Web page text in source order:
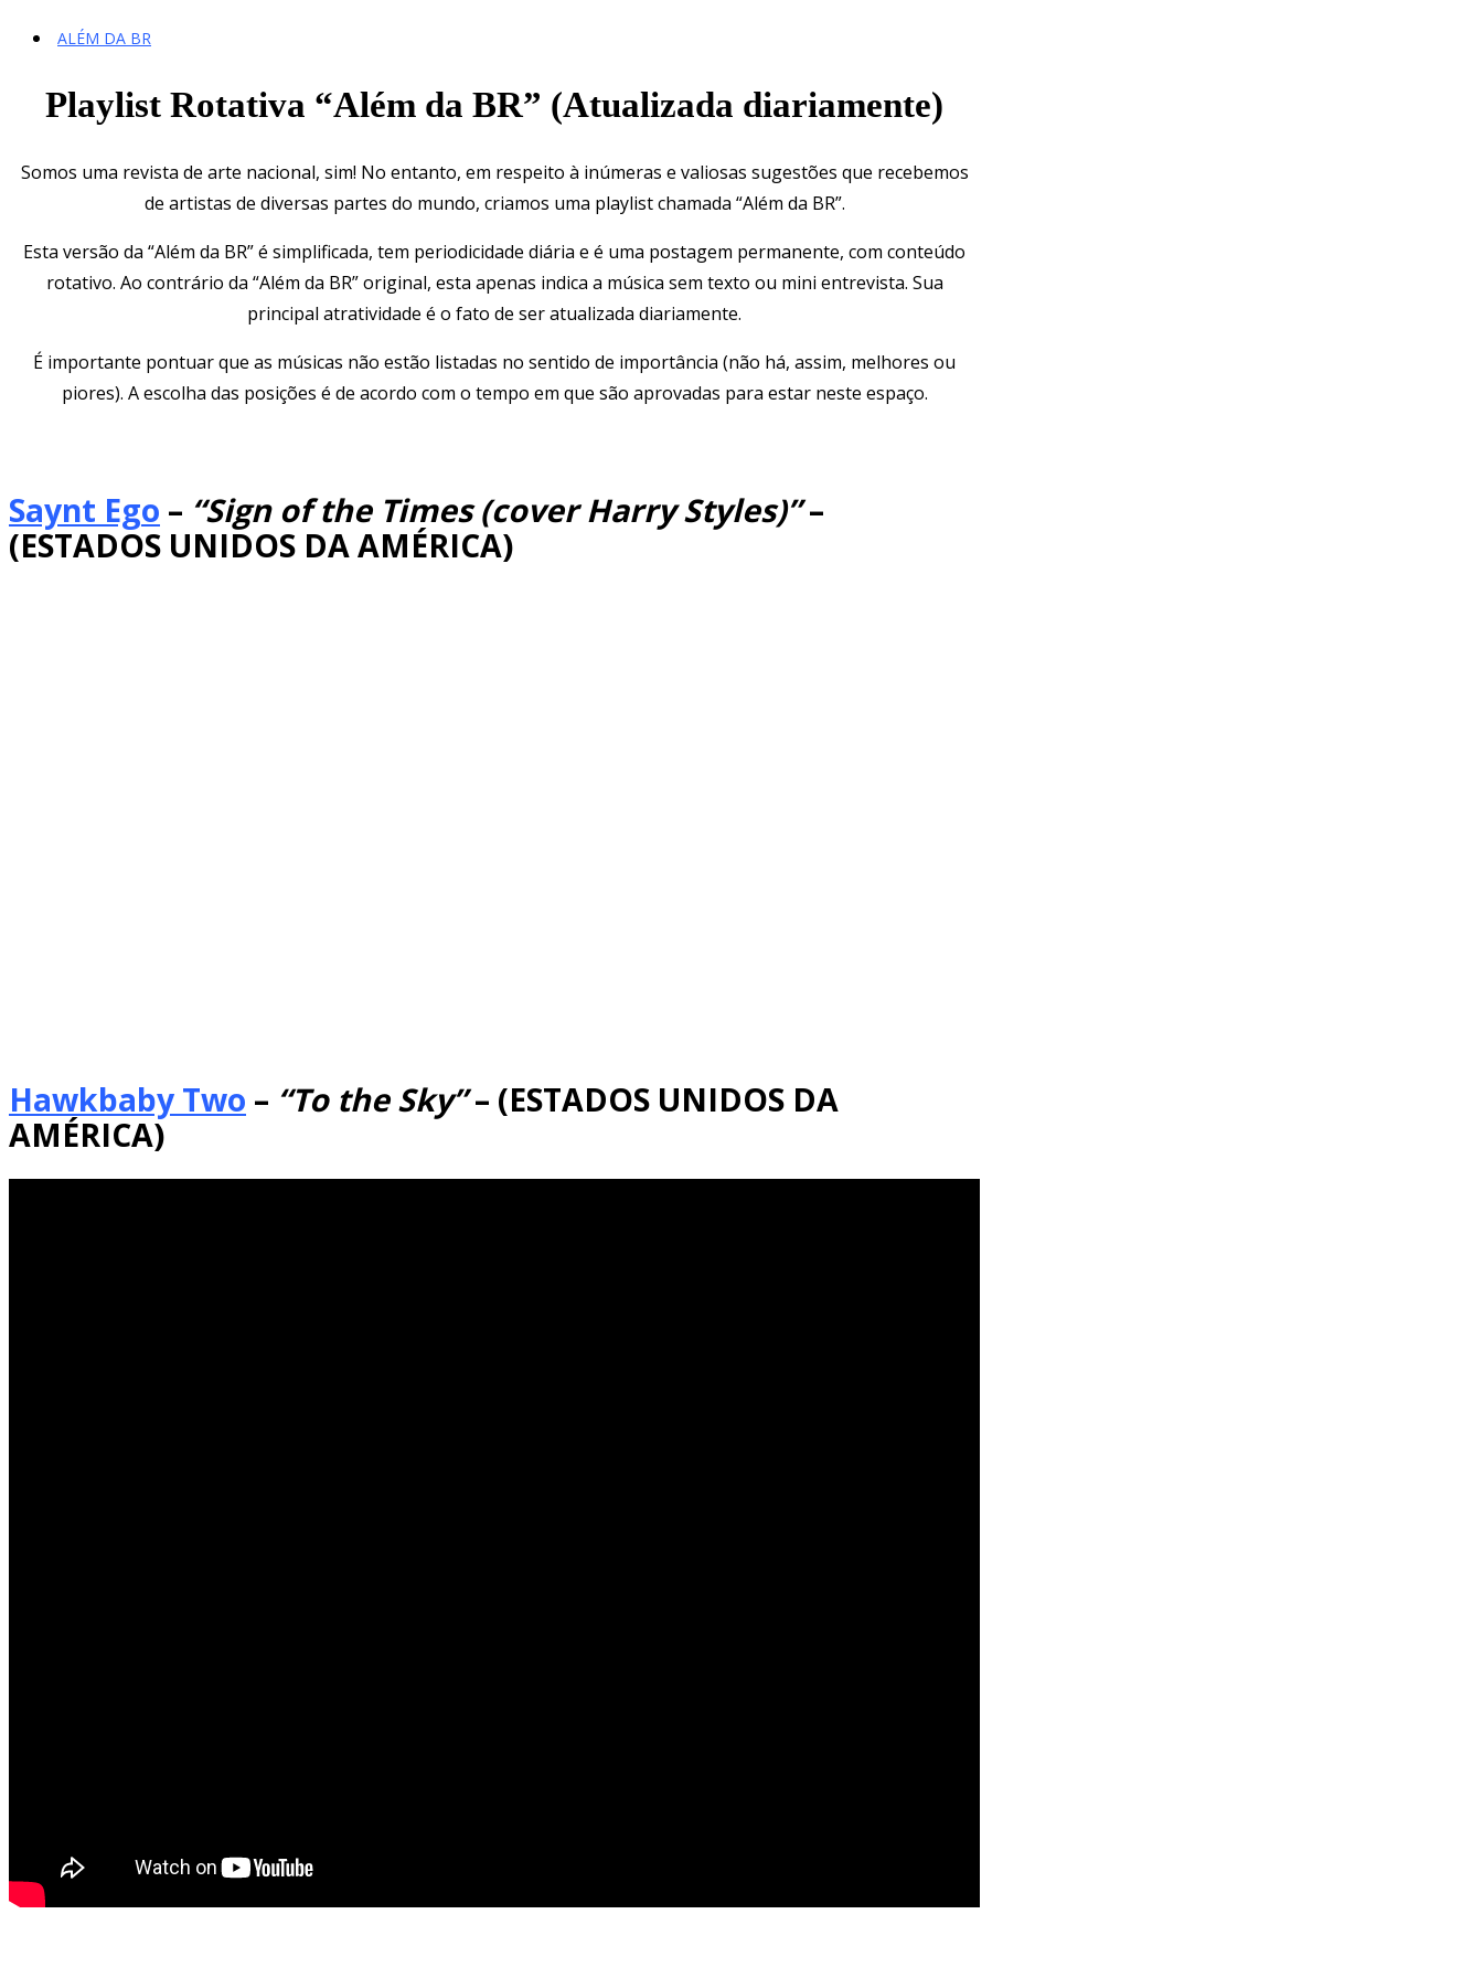
ALÉM DA BR
Playlist Rotativa “Além da BR” (Atualizada diariamente)
Somos uma revista de arte nacional, sim! No entanto, em respeito à inúmeras e valiosas sugestões que recebemos
de artistas de diversas partes do mundo, criamos uma playlist chamada “Além da BR”.
Esta versão da “Além da BR” é simplificada, tem periodicidade diária e é uma postagem permanente, com conteúdo
rotativo. Ao contrário da “Além da BR” original, esta apenas indica a música sem texto ou mini entrevista. Sua
principal atratividade é o fato de ser atualizada diariamente.
É importante pontuar que as músicas não estão listadas no sentido de importância (não há, assim, melhores ou
piores). A escolha das posições é de acordo com o tempo em que são aprovadas para estar neste espaço.
Saynt Ego – “Sign of the Times (cover Harry Styles)”–
(ESTADOS UNIDOS DA AMÉRICA)
Hawkbaby Two – “To the Sky”– (ESTADOS UNIDOS DA
AMÉRICA)